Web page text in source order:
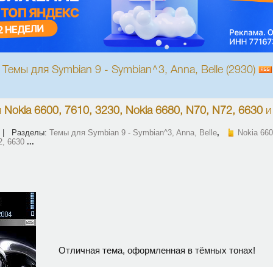
для Symbian 9 - Symbian^3, Anna, Belle (2930)
Nokia 6600, 7610, 3230, Nokia 6680, N70, N72, 6630и
| Разделы: Темы для Symbian 9 - Symbian^3, Anna, Belle, Nokia
6630 ...
Отличная тема, оформленная в тёмных тонах!